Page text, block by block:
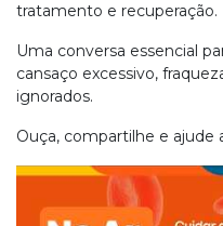
tratamento e recuperação.
Uma conversa essencial
cansaço excessivo,
ignorados.
Ouça, compartilhe e ajude